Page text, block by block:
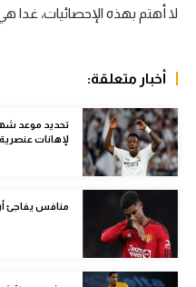
رياضة نسائية
آسيا
أمريكا
ركن الألعاب
لا أهتم بهذه الإحصائيات، غدا هي
أخبار متعلقة:
تحديد موعد
لإهانات
منافس يفاجئ